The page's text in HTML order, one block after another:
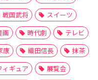
戦国武将
スイーツ
画 時代劇
テレビ
康 織田信長
抹茶
ィギュア
展覧会